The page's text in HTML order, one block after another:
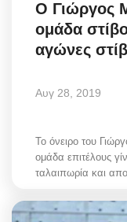
Ο Γιώργος
ομάδα
αγώνες
Αυγ 28, 2019
Το όνειρο του
ομάδα επιτέλους
ταλαιπωρία και